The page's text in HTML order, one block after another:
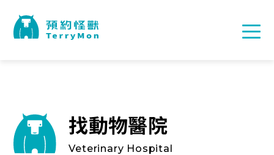
找動物醫院
Veterinary Hospital